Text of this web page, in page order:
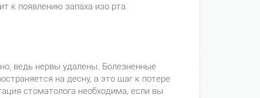
к появлению запаха изо рта.
ведь нервы удалены. Болезненные
на десну, а это шаг к потере
стоматолога необходима, если вы